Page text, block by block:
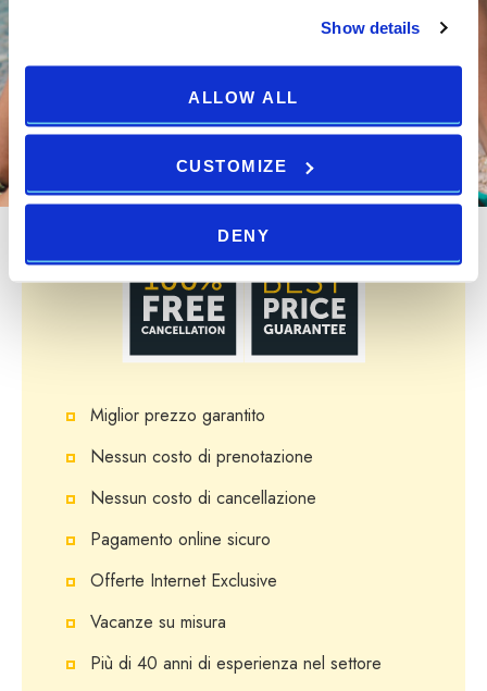
Show details
ALLOW ALL
CUSTOMIZE
DENY
Prenota ora e risparmia fino al 25%, Da
121,13 € a notte
Miglior prezzo garantito
Nessun costo di prenotazione
Nessun costo di cancellazione
Pagamento online sicuro
Offerte Internet Exclusive
Vacanze su misura
Più di 40 anni di esperienza nel settore